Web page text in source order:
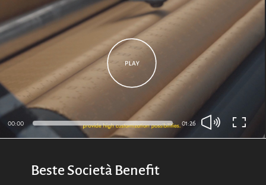
00:00 01:26
Beste Società Benefit